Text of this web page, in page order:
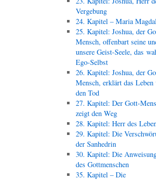
Vergebung
24. Kapitel – Maria
25. Kapitel: Joshua, der
Mensch, offenbart seine
unsere Geist-Seele, das
Ego-Selbst
26. Kapitel: Joshua, der
Mensch, erklärt das Leben
den Tod
27. Kapitel: Der Gott-
zeigt den Weg
28. Kapitel: Herr des
29. Kapitel: Die
der Sanhedrin
30. Kapitel: Die
des Gottmenschen
35. Kapitel – Die